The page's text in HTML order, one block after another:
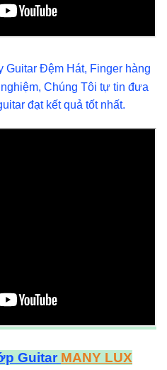
Guitar Đệm Hát, Finger hàng
Chúng Tôi tự tin đưa
đạt kết quả tốt nhất.
Guitar MANY LUX